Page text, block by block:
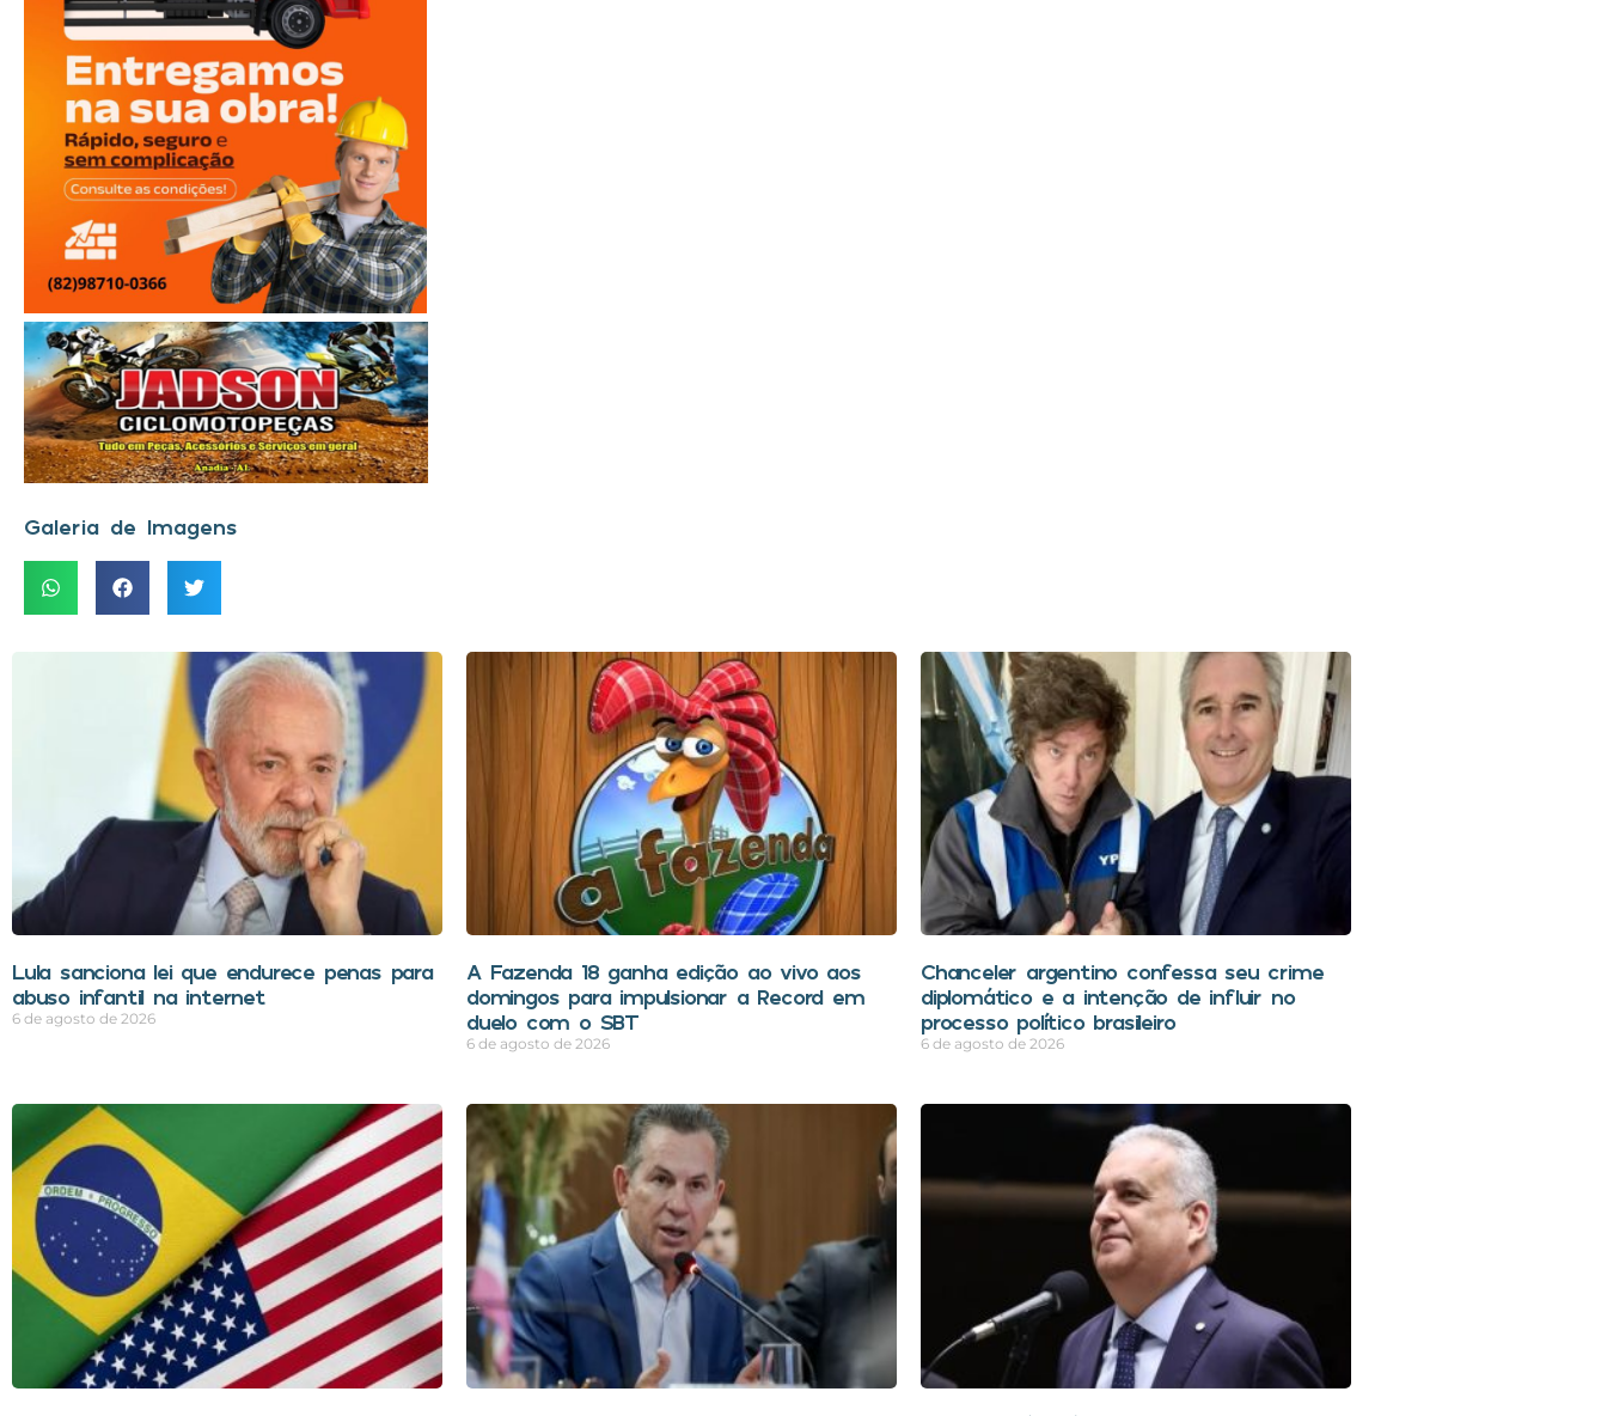
Galeria de Imagens
Lula sanciona lei que endurece penas para
abuso infantil na internet
6 de agosto de 2026
A Fazenda 18 ganha edição ao vivo aos
domingos para impulsionar a Record em
duelo com o SBT
6 de agosto de 2026
Chanceler argentino confessa seu crime
diplomático e a intenção de influir no
processo político brasileiro
6 de agosto de 2026